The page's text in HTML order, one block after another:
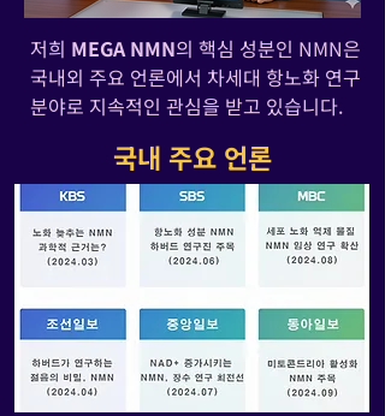
저희 MEGA NMN의 핵심 성분인 NMN은
국내외 주요 언론에서 차세대 항노화 연구
분야로 지속적인 관심을 받고 있습니다.
국내 주요 언론